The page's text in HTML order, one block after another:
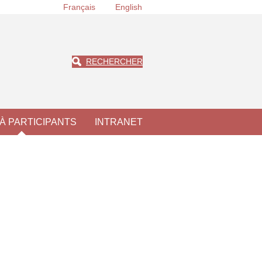
Français English
RECHERCHER
PARTICIPANTS INTRANET